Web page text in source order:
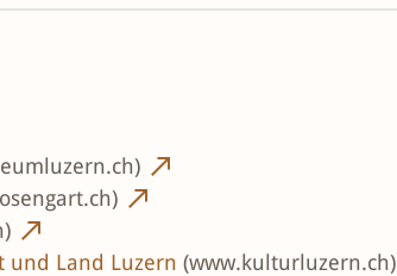
und Land Luzern (www.kulturluzern.ch)